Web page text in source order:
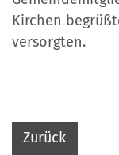
Kirchen
versorgten.
Zurück